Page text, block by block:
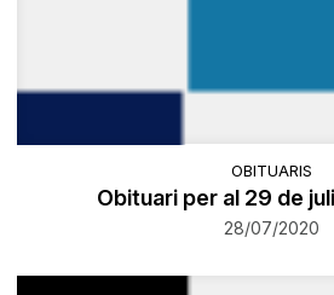
OBITUARIS
Obituari per al 29 de
28/07/2020